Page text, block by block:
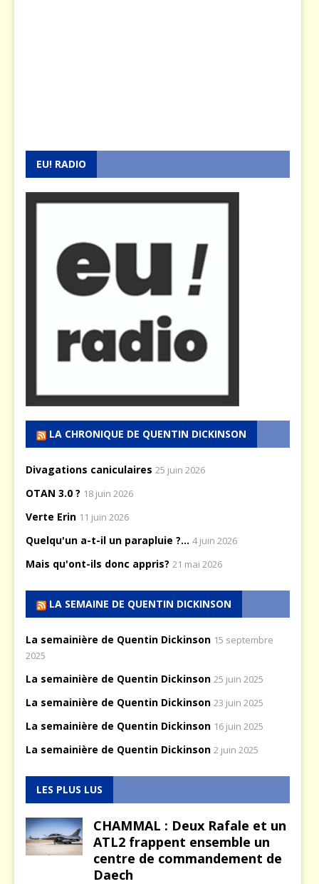
EU! RADIO
LA CHRONIQUE DE QUENTIN DICKINSON
Divagations caniculaires 25 juin 2026
OTAN 3.0 ? 18 juin 2026
Verte Erin 11 juin 2026
Quelqu'un a-t-il un parapluie ?... 4 juin 2026
Mais qu'ont-ils donc appris? 21 mai 2026
LA SEMAINE DE QUENTIN DICKINSON
La semainière de Quentin Dickinson 15 septembre
2025
La semainière de Quentin Dickinson 25 juin 2025
La semainière de Quentin Dickinson 23 juin 2025
La semainière de Quentin Dickinson 16 juin 2025
La semainière de Quentin Dickinson 2 juin 2025
LES PLUS LUS
CHAMMAL : Deux Rafale et un
ATL2 frappent ensemble un
centre de commandement de
Daech